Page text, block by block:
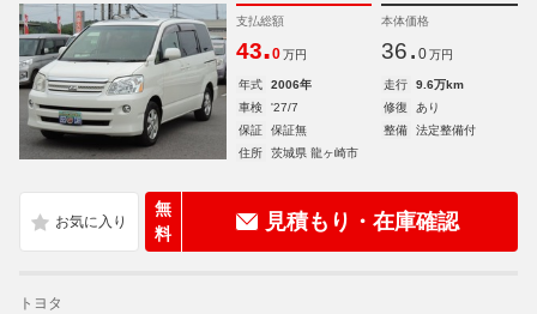
支払総額
43.0 万円
本体価格
36. 0 万円
年式 2006年 走行
9.6万km
車検
'27/7 修復
あり
保証
保証無 整備
法定整備付
住所
茨城県 龍ヶ崎市
無
料
見積もり・在庫確認
トヨタ